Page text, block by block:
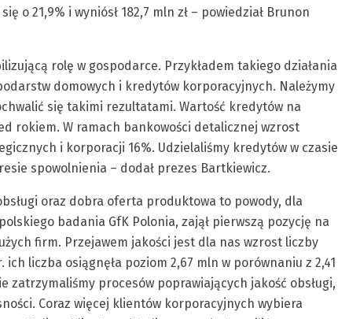
o 21,9% i wyniósł 182,7 mln zł – powiedział Brunon
rolę w gospodarce. Przykładem takiego działania
domowych i kredytów korporacyjnych. Należymy
się takimi rezultatami. Wartość kredytów na
rokiem. W ramach bankowości detalicznej wzrost
i korporacji 16%. Udzielaliśmy kredytów w czasie
spowolnienia – dodał prezes Bartkiewicz.
oraz dobra oferta produktowa to powody, dla
badania GfK Polonia, zajął pierwszą pozycję na
firm. Przejawem jakości jest dla nas wzrost liczby
liczba osiągnęła poziom 2,67 mln w porównaniu z 2,41
procesów poprawiających jakość obsługi,
Coraz więcej klientów korporacyjnych wybiera